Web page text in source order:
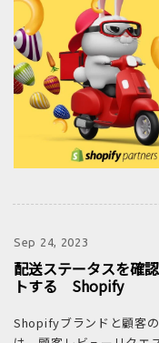
Sep 24, 2023
配送ステータスを確
トする Shopify
Shopifyブランドと顧客